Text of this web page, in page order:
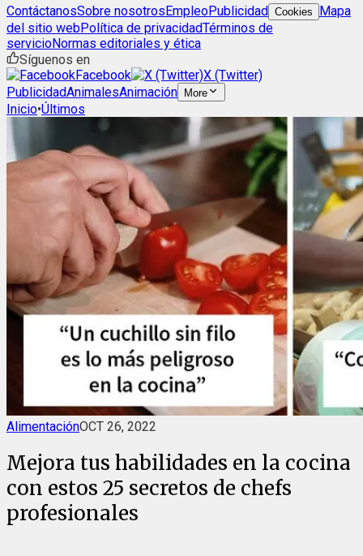
ContáctanosSobre nosotrosEmpleoPublicidad Cookies
Mapa
del sitio webPolítica de privacidadTérminos de
servicioNormas editoriales y ética
Síguenos en
Facebook
X (Twitter)
PublicidadAnimalesAnimación More
Inicio•Últimos
AlimentaciónOCT 26, 2022
Mejora tus habilidades en la cocina
con estos 25 secretos de chefs
profesionales